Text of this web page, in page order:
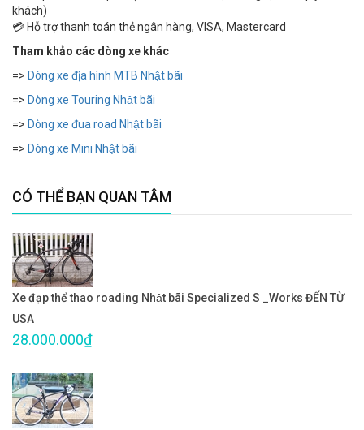
khách)
💳 Hỗ trợ thanh toán thẻ ngân hàng, VISA, Mastercard
Tham khảo các dòng xe khác
=> Dòng xe địa hình MTB Nhật bãi
=> Dòng xe Touring Nhật bãi
=> Dòng xe đua road Nhật bãi
=> Dòng xe Mini Nhật bãi
CÓ THỂ BẠN QUAN TÂM
Xe đạp thể thao roading Nhật bãi Specialized S _Works ĐẾN TỪ
USA
28.000.000₫